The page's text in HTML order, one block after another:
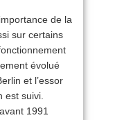
de la
sur certains
évolué
et l’essor
est suivi.
1991